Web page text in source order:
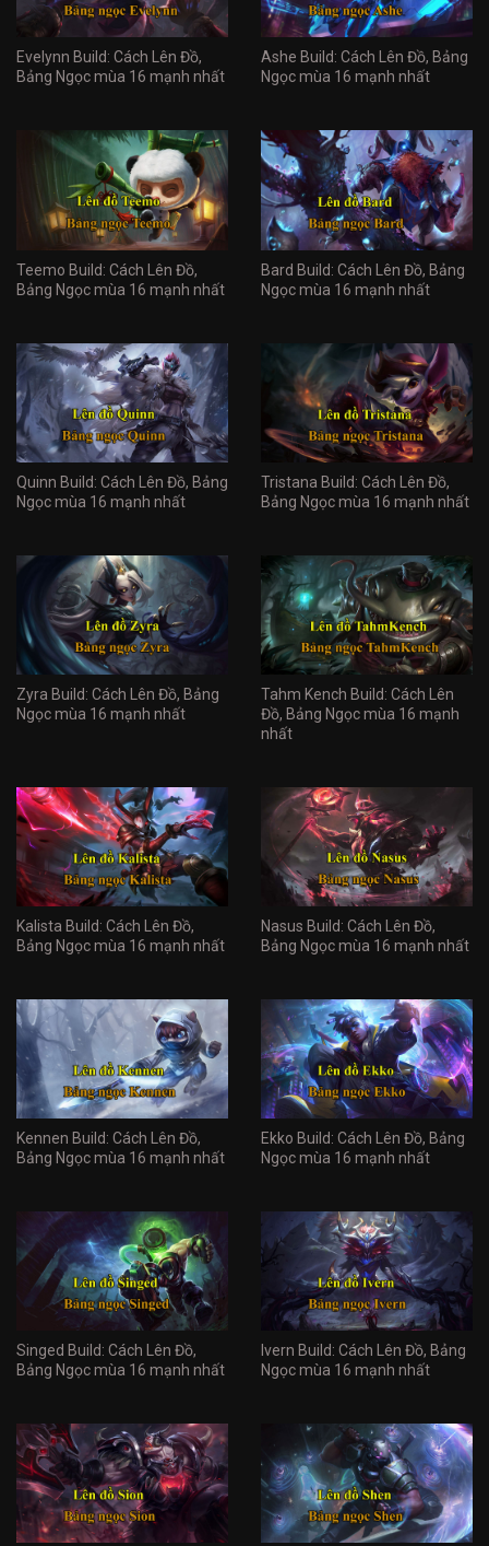
Evelynn Build: Cách Lên Đồ,
Bảng Ngọc mùa 16 mạnh nhất
Ashe Build: Cách Lên Đồ, Bảng
Ngọc mùa 16 mạnh nhất
Teemo Build: Cách Lên Đồ,
Bảng Ngọc mùa 16 mạnh nhất
Bard Build: Cách Lên Đồ, Bảng
Ngọc mùa 16 mạnh nhất
Quinn Build: Cách Lên Đồ, Bảng
Ngọc mùa 16 mạnh nhất
Tristana Build: Cách Lên Đồ,
Bảng Ngọc mùa 16 mạnh nhất
Zyra Build: Cách Lên Đồ, Bảng
Ngọc mùa 16 mạnh nhất
Tahm Kench Build: Cách Lên
Đồ, Bảng Ngọc mùa 16 mạnh
nhất
Kalista Build: Cách Lên Đồ,
Bảng Ngọc mùa 16 mạnh nhất
Nasus Build: Cách Lên Đồ,
Bảng Ngọc mùa 16 mạnh nhất
Kennen Build: Cách Lên Đồ,
Bảng Ngọc mùa 16 mạnh nhất
Ekko Build: Cách Lên Đồ, Bảng
Ngọc mùa 16 mạnh nhất
Singed Build: Cách Lên Đồ,
Bảng Ngọc mùa 16 mạnh nhất
Ivern Build: Cách Lên Đồ, Bảng
Ngọc mùa 16 mạnh nhất